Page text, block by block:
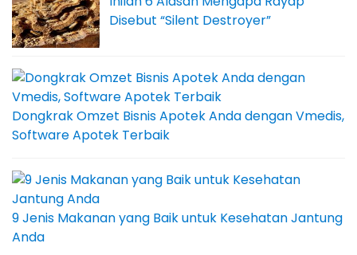
Disebut “Silent Destroyer”
Dongkrak Omzet Bisnis Apotek Anda dengan Vmedis,
Software Apotek Terbaik
9 Jenis Makanan yang Baik untuk Kesehatan Jantung
Anda